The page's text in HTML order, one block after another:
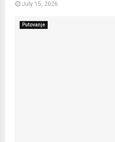
July 15, 2026
Putovanje